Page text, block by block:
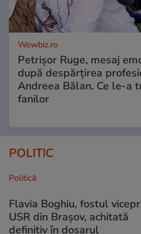
Wowbiz.ro
Petrișor Ruge, mesaj
după despărțirea
Andreea Bălan. Ce le-a
fanilor
POLITIC
Politică
Flavia Boghiu, fostul
USR din Brașov, achitată
definitiv în dosarul